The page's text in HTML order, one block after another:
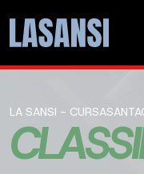
LA SANSI -